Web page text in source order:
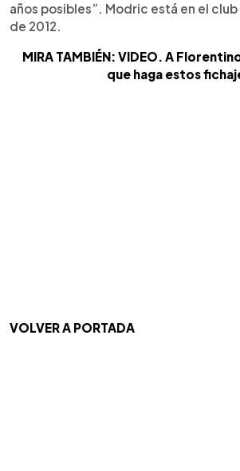
años posibles”. Modric está en el
de 2012.
MIRA TAMBIÉN: VIDEO. A
que haga estos
VOLVER A PORTADA